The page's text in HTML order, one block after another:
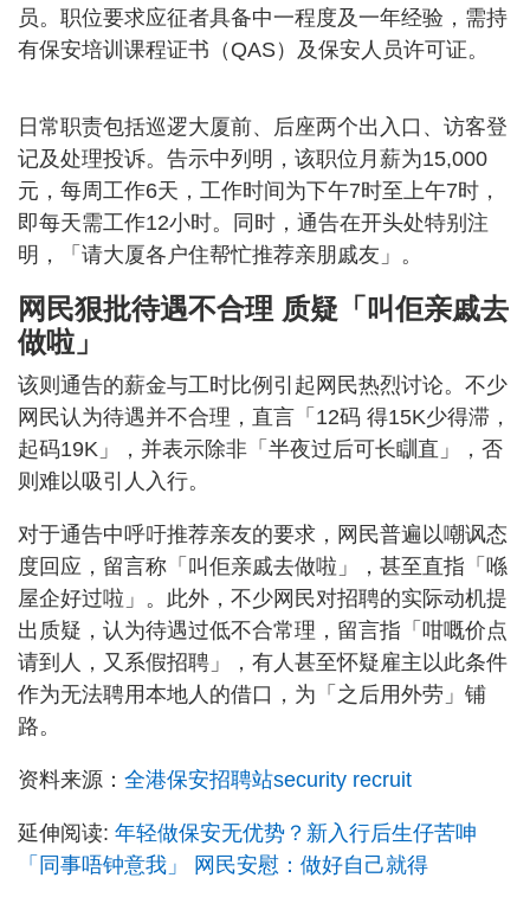
员。职位要求应征者具备中一程度及一年经验，需持
有保安培训课程证书（QAS）及保安人员许可证。
日常职责包括巡逻大厦前、后座两个出入口、访客登
记及处理投诉。告示中列明，该职位月薪为15,000
元，每周工作6天，工作时间为下午7时至上午7时，
即每天需工作12小时。同时，通告在开头处特别注
明，「请大厦各户住帮忙推荐亲朋戚友」。
网民狠批待遇不合理 质疑「叫佢亲戚去
做啦」
该则通告的薪金与工时比例引起网民热烈讨论。不少
网民认为待遇并不合理，直言「12码 得15K少得滞，
起码19K」，并表示除非「半夜过后可长瞓直」，否
则难以吸引人入行。
对于通告中呼吁推荐亲友的要求，网民普遍以嘲讽态
度回应，留言称「叫佢亲戚去做啦」，甚至直指「喺
屋企好过啦」。此外，不少网民对招聘的实际动机提
出质疑，认为待遇过低不合常理，留言指「咁嘅价点
请到人，又系假招聘」，有人甚至怀疑雇主以此条件
作为无法聘用本地人的借口，为「之后用外劳」铺
路。
资料来源： 全港保安招聘站security recruit
延伸阅读: 年轻做保安无优势？新入行后生仔苦呻
「同事唔钟意我」 网民安慰：做好自己就得